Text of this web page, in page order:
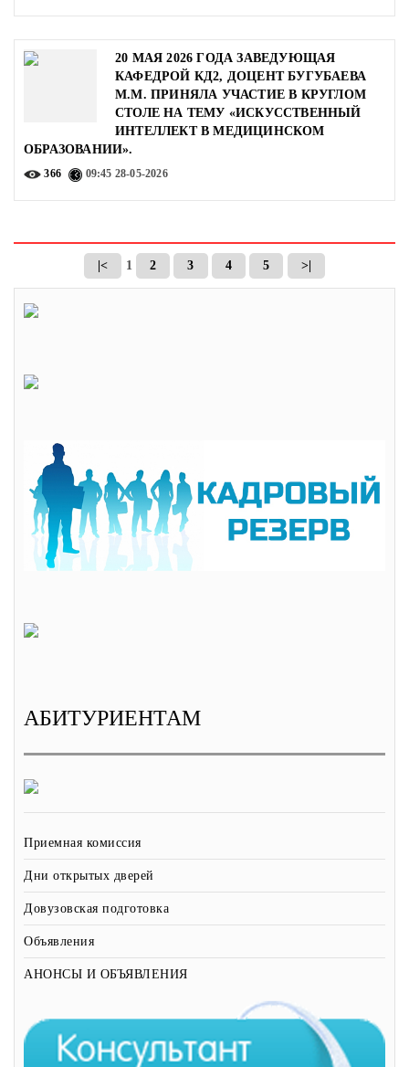
20 МАЯ 2026 ГОДА ЗАВЕДУЮЩАЯ
КАФЕДРОЙ КД2, ДОЦЕНТ БУГУБАЕВА
М.М. ПРИНЯЛА УЧАСТИЕ В КРУГЛОМ
СТОЛЕ НА ТЕМУ «ИСКУССТВЕННЫЙ
ИНТЕЛЛЕКТ В МЕДИЦИНСКОМ
ОБРАЗОВАНИИ».
366 09:45 28-05-2026
|< 1 2 3 4 5 >|
АБИТУРИЕНТАМ
Приемная комиссия
Дни открытых дверей
Довузовская подготовка
Объявления
АНОНСЫ И ОБЪЯВЛЕНИЯ